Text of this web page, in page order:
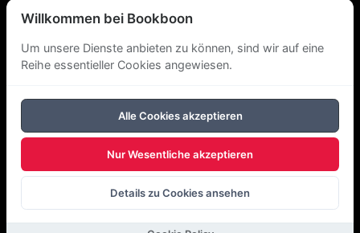
Datenschutzerklärung
Über uns
Cookie-Richtlinie
Copyright Bookboon 2026
Willkommen bei Bookboon
Um unsere Dienste anbieten zu können, sind wir auf eine
Reihe essentieller Cookies angewiesen.
Alle Cookies akzeptieren
Nur Wesentliche akzeptieren
Details zu Cookies ansehen